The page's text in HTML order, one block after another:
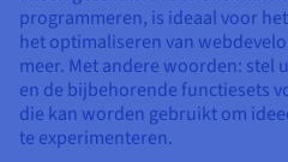
Alle GPU's →
Tarieven
IAM & Tenant Management
Governance & Quotas
Monitoring
SSL Gateway
Documentatie
Roadmap & Changelog
Tarieven
OS'en & licenties
Documentatie
Roadmap & Changelog
Documentatie
Roadmap & Changelog
Mijn online winkel maken
Documentatie
Roadmap & Changelog
programmeren, is ideaal voor
het optimaliseren van
meer. Met andere woorden: stel
en de bijbehorende functiesets
die kan worden gebruikt om
te experimenteren.